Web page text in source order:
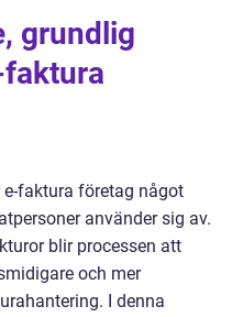
grundlig
faktura
faktura företag något
använder sig av.
blir processen att
och mer
I denna